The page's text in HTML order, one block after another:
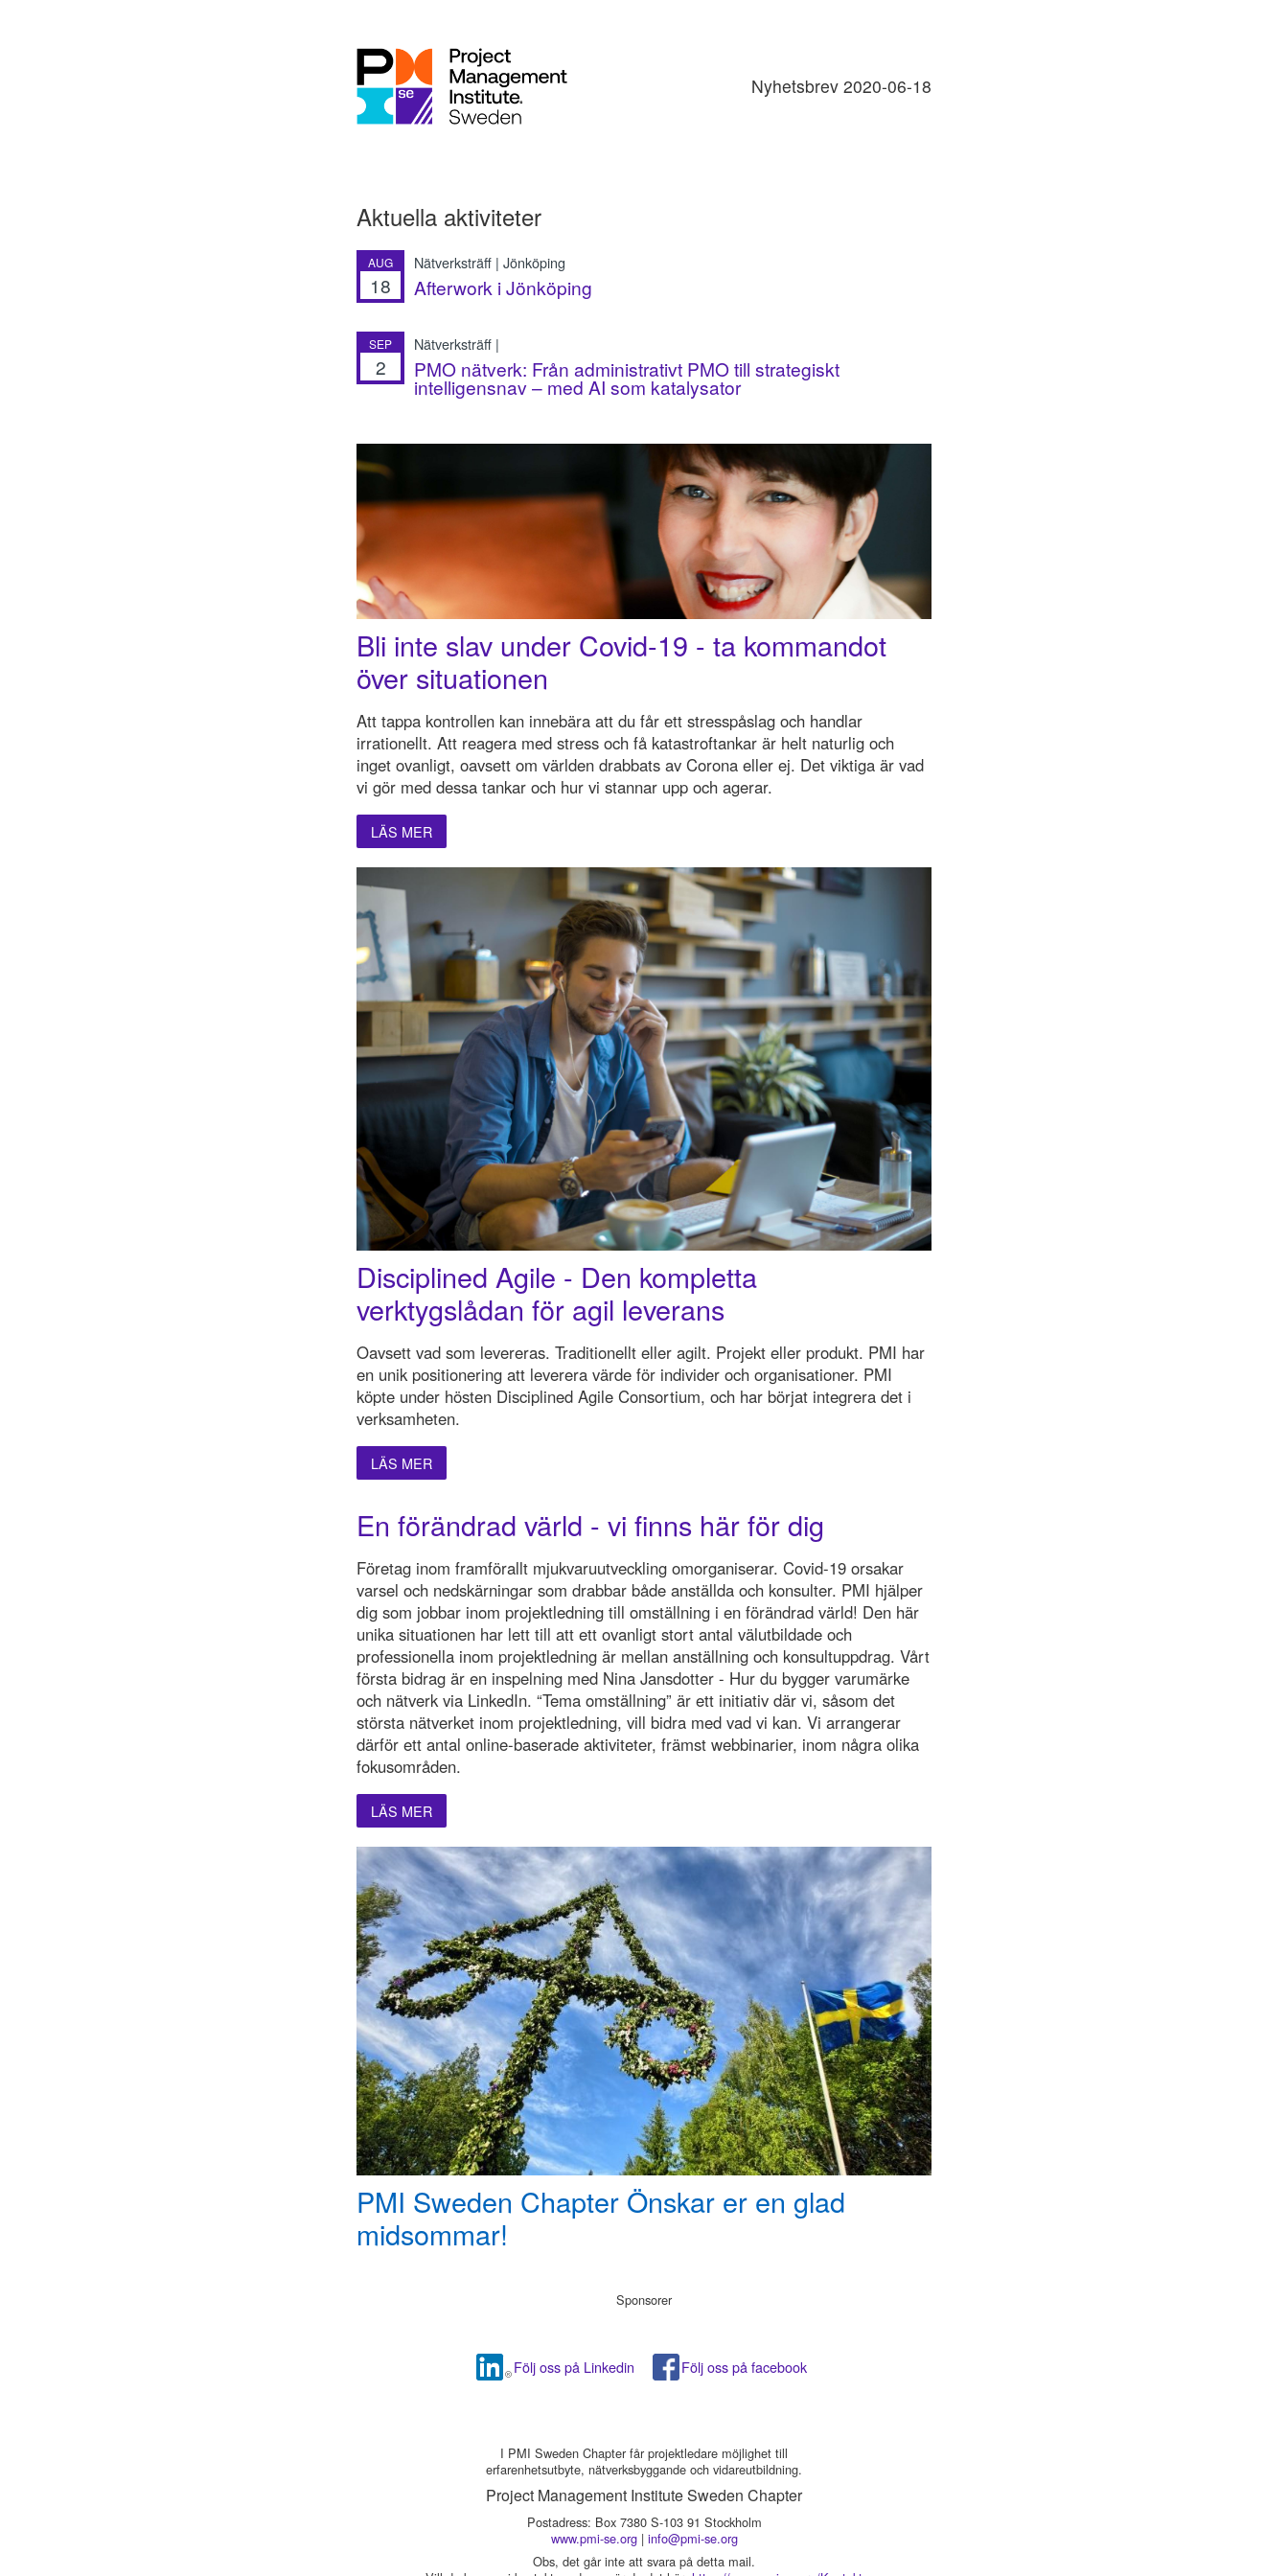
Nyhetsbrev 2020-06-18
Aktuella aktiviteter
AUG
18
Nätverksträff | Jönköping
Afterwork i Jönköping
SEP
2
Nätverksträff |
PMO nätverk: Från administrativt PMO till strategiskt
intelligensnav – med AI som katalysator
Bli inte slav under Covid-19 - ta kommandot
över situationen
Att tappa kontrollen kan innebära att du får ett stresspåslag och handlar
irrationellt. Att reagera med stress och få katastroftankar är helt naturlig och
inget ovanligt, oavsett om världen drabbats av Corona eller ej. Det viktiga är vad
vi gör med dessa tankar och hur vi stannar upp och agerar.
LÄS MER
Disciplined Agile - Den kompletta
verktygslådan för agil leverans
Oavsett vad som levereras. Traditionellt eller agilt. Projekt eller produkt. PMI har
en unik positionering att leverera värde för individer och organisationer. PMI
köpte under hösten Disciplined Agile Consortium, och har börjat integrera det i
verksamheten.
LÄS MER
En förändrad värld - vi finns här för dig
Företag inom framförallt mjukvaruutveckling omorganiserar. Covid-19 orsakar
varsel och nedskärningar som drabbar både anställda och konsulter. PMI hjälper
dig som jobbar inom projektledning till omställning i en förändrad värld! Den här
unika situationen har lett till att ett ovanligt stort antal välutbildade och
professionella inom projektledning är mellan anställning och konsultuppdrag. Vårt
första bidrag är en inspelning med Nina Jansdotter - Hur du bygger varumärke
och nätverk via LinkedIn. “Tema omställning” är ett initiativ där vi, såsom det
största nätverket inom projektledning, vill bidra med vad vi kan. Vi arrangerar
därför ett antal online-baserade aktiviteter, främst webbinarier, inom några olika
fokusområden.
LÄS MER
PMI Sweden Chapter Önskar er en glad
midsommar!
Sponsorer
Följ oss på Linkedin Följ oss på facebook
I PMI Sweden Chapter får projektledare möjlighet till
erfarenhetsutbyte, nätverksbyggande och vidareutbildning.
Project Management Institute Sweden Chapter
Postadress: Box 7380 S-103 91 Stockholm
www.pmi-se.org| info@pmi-se.org
Obs, det går inte att svara på detta mail.